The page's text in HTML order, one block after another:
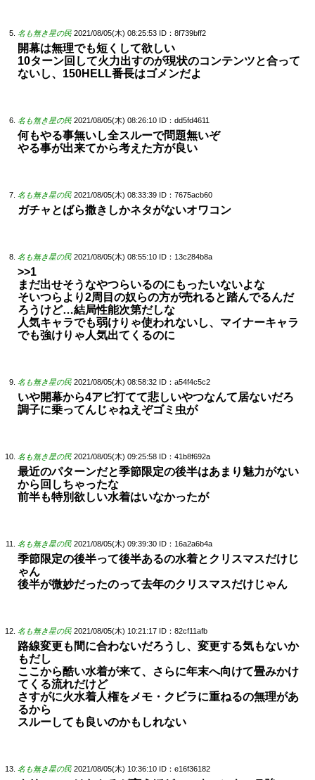
名も無き星の民 2021/08/05(木) 08:25:53 ID：8f739bff2
開幕は無理でも短くして欲しい
10ターン回して火力出すのが現状のコンテンツと合って
ないし、150HELL番長はゴメンだよ
名も無き星の民 2021/08/05(木) 08:26:10 ID：dd5fd4611
何もやる事無いし全スルーで問題無いぞ
やる事が出来てから考えた方が良い
名も無き星の民 2021/08/05(木) 08:33:39 ID：7675acb60
ガチャとばら撒きしかネタがないオワコン
名も無き星の民 2021/08/05(木) 08:55:10 ID：13c284b8a
>>1
まだ出せそうなやつらいるのにもったいないよな
そいつらより2周目の奴らの方が売れると踏んでるんだ
ろうけど…結局性能次第だしな
人気キャラでも弱けりゃ使われないし、マイナーキャラ
でも強けりゃ人気出てくるのに
名も無き星の民 2021/08/05(木) 08:58:32 ID：a54f4c5c2
いや開幕から4アビ打てて悲しいやつなんて居ないだろ
調子に乗ってんじゃねえぞゴミ虫が
名も無き星の民 2021/08/05(木) 09:25:58 ID：41b8f692a
最近のパターンだと季節限定の後半はあまり魅力がない
から回しちゃったな
前半も特別欲しい水着はいなかったが
名も無き星の民 2021/08/05(木) 09:39:30 ID：16a2a6b4a
季節限定の後半って後半あるの水着とクリスマスだけじ
ゃん
後半が微妙だったのって去年のクリスマスだけじゃん
名も無き星の民 2021/08/05(木) 10:21:17 ID：82cf11afb
路線変更も間に合わないだろうし、変更する気もないか
もだし
ここから酷い水着が来て、さらに年末へ向けて畳みかけ
てくる流れだけど
さすがに火水着人権をメモ・クビラに重ねるの無理があ
るから
スルーしても良いのかもしれない
名も無き星の民 2021/08/05(木) 10:36:10 ID：e16f36182